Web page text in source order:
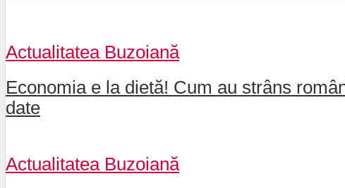
Actualitatea Buzoiană
Economia e la dietă! Cum au strâns
date
Actualitatea Buzoiană